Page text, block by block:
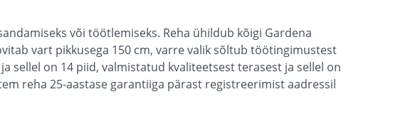
või töötlemiseks. Reha ühildub kõigi Gardena
vart pikkusega 150 cm, varre valik sõltub töötingimustest
sellel on 14 piid, valmistatud kvaliteetsest terasest ja sellel on
reha 25-aastase garantiiga pärast registreerimist aadressil